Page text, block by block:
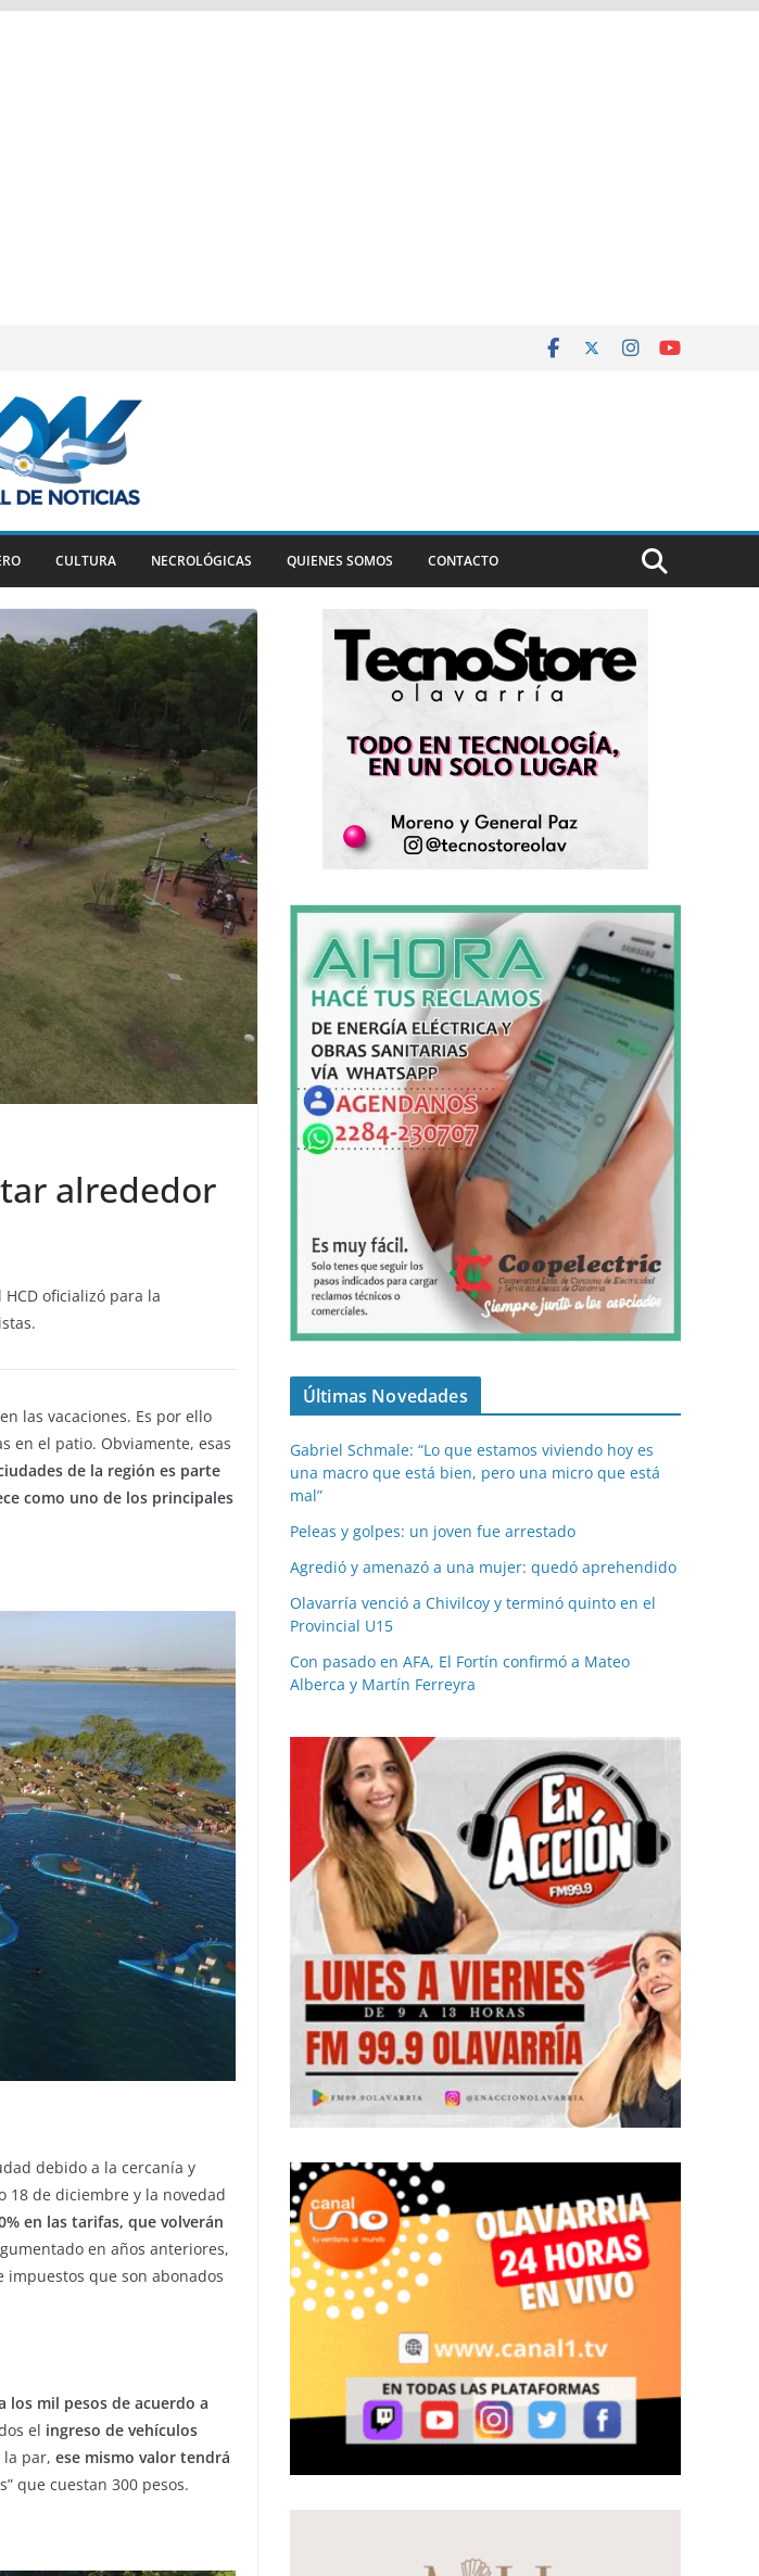
CULTURA NECROLÓGICAS QUIENES SOMOS CONTACTO
alrededor
oficializó para la
las vacaciones. Es por ello
en el patio. Obviamente, esas
de la región es parte
como uno de los principales
debido a la cercanía y
18 de diciembre y la novedad
en las tarifas, que volverán
en años anteriores,
que son abonados
los mil pesos de acuerdo a
el ingreso de vehículos
la par, ese mismo valor tendrá
que cuestan 300 pesos.
Últimas Novedades
Gabriel Schmale: “Lo que estamos viviendo hoy es
una macro que está bien, pero una micro que está
mal”
Peleas y golpes: un joven fue arrestado
Agredió y amenazó a una mujer: quedó aprehendido
Olavarría venció a Chivilcoy y terminó quinto en el
Provincial U15
Con pasado en AFA, El Fortín confirmó a Mateo
Alberca y Martín Ferreyra